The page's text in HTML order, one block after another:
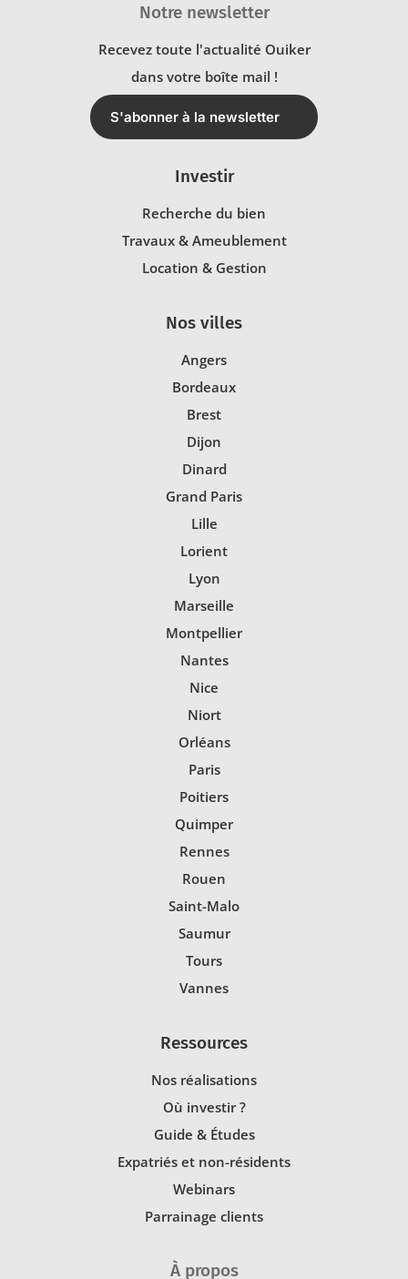
Notre newsletter
Recevez toute l'actualité Ouiker
dans votre boîte mail !
S'abonner à la newsletter
Investir
Recherche du bien
Travaux & Ameublement
Location & Gestion
Nos villes
Angers
Bordeaux
Brest
Dijon
Dinard
Grand Paris
Lille
Lorient
Lyon
Marseille
Montpellier
Nantes
Nice
Niort
Orléans
Paris
Poitiers
Quimper
Rennes
Rouen
Saint-Malo
Saumur
Tours
Vannes
Ressources
Nos réalisations
Où investir ?
Guide & Études
Expatriés et non-résidents
Webinars
Parrainage clients
À propos